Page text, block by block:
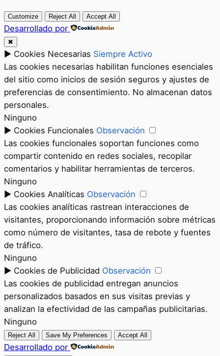
Customize Reject All Accept All
Desarrollado por
✖
► Cookies Necesarias Siempre Activo
Las cookies necesarias habilitan funciones esenciales
del sitio como inicios de sesión seguros y ajustes de
preferencias de consentimiento. No almacenan datos
personales.
Ninguno
► Cookies Funcionales Observación
Las cookies funcionales soportan funciones como
compartir contenido en redes sociales, recopilar
comentarios y habilitar herramientas de terceros.
Ninguno
► Cookies Analíticas Observación
Las cookies analíticas rastrean interacciones de
visitantes, proporcionando información sobre métricas
como número de visitantes, tasa de rebote y fuentes
de tráfico.
Ninguno
► Cookies de Publicidad Observación
Las cookies de publicidad entregan anuncios
personalizados basados en sus visitas previas y
analizan la efectividad de las campañas publicitarias.
Ninguno
Reject All Save My Preferences Accept All
Desarrollado por